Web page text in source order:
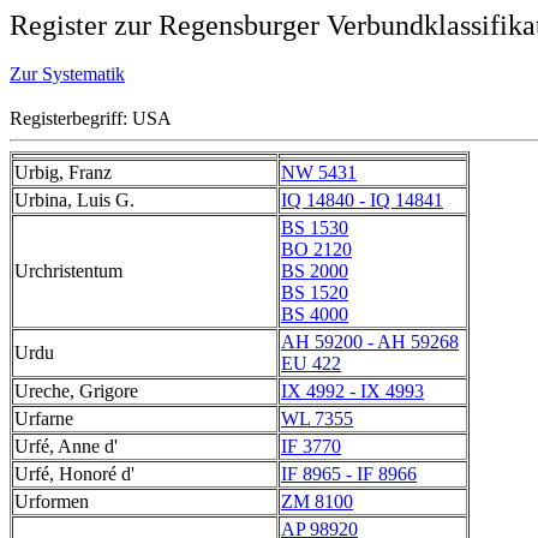
Register zur Regensburger
Zur Systematik
Registerbegriff: USA
Urbig, Franz
NW 5431
Urbina, Luis G.
IQ 14840 - IQ 14841
Urchristentum
BS 1530
BO 2120
BS 2000
BS 1520
BS 4000
Urdu
AH 59200 - AH 59268
EU 422
Ureche, Grigore
IX 4992 - IX 4993
Urfarne
WL 7355
Urfé, Anne d'
IF 3770
Urfé, Honoré d'
IF 8965 - IF 8966
Urformen
ZM 8100
AP 98920